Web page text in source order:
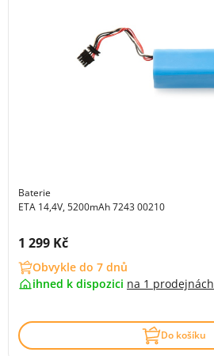
Baterie
ETA 14,4V, 5200mAh 7243 00210
Cena s DPH:
1 299 Kč
Obvykle do 7 dnů
ihned k dispozici na 1 prodejnách
Do košíku